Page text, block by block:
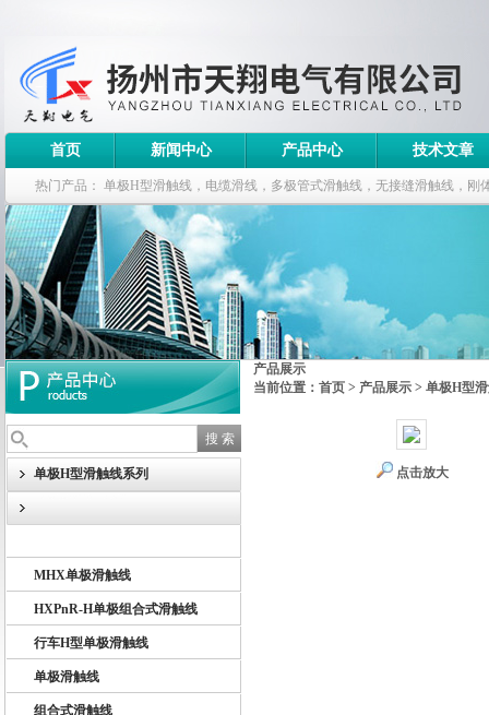
扬州市天翔电气有限公司
首页 新闻中心 产品中心 技术文章
热门产品： 单极H型滑触线，电缆滑线，多极管式滑触线，无接缝滑触线，刚
钢电缆滑车
单极H型滑触线系列
BHD单极滑触线
MHX单极滑触线
HXPnR-H单极组合式滑触线
行车H型单极滑触线
单极滑触线
组合式滑触线
产品展示
当前位置： 首页 > 产品展示 > 单极H型
点击放大